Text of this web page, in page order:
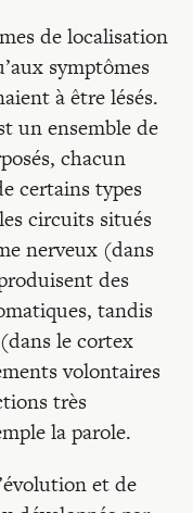
de localisation
symptômes
à être lésés.
un ensemble de
chacun
certains types
circuits situés
nerveux (dans
des
tandis
le cortex
volontaires
très
la parole.
et de